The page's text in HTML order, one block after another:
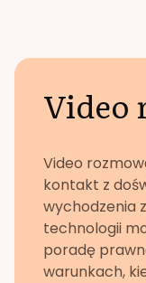
Video
Video
kontakt z
wychodzenia
technologii
poradę
warunkach,